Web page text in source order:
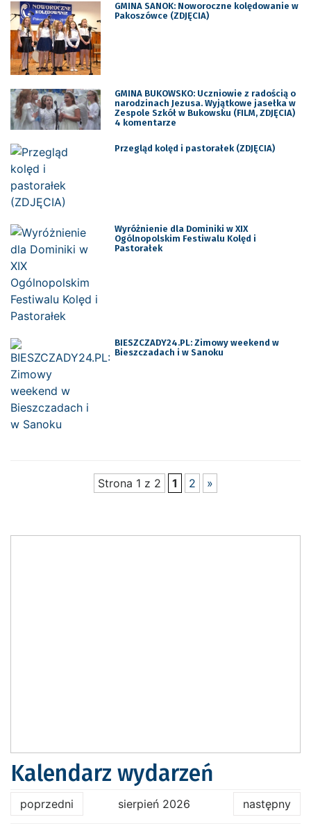
GMINA SANOK: Noworoczne kolędowanie w
Pakoszówce (ZDJĘCIA)
GMINA BUKOWSKO: Uczniowie z radością o
narodzinach Jezusa. Wyjątkowe jasełka w
Zespole Szkół w Bukowsku (FILM, ZDJĘCIA)
4 komentarze
Przegląd kolęd i pastorałek (ZDJĘCIA)
Wyróżnienie dla Dominiki w XIX
Ogólnopolskim Festiwalu Kolęd i
Pastorałek
BIESZCZADY24.PL: Zimowy weekend w
Bieszczadach i w Sanoku
Strona 1 z 2 1 2 »
Kalendarz wydarzeń
poprzedni sierpień 2026 następny